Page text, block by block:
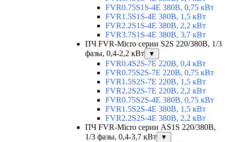
FVR0.75S1S-4E 380В, 0,75 кВт
FVR1.5S1S-4E 380В, 1,5 кВт
FVR2.2S1S-4E 380В, 2,2 кВт
FVR3.7S1S-4E 380В, 3,7 кВт
ПЧ FVR-Micro серии S2S 220/380В, 1/3
фазы, 0,4-2,2 кВт
▼
FVR0.4S2S-7E 220В, 0,4 кВт
FVR0.75S2S-7E 220В, 0,75 кВт
FVR1.5S2S-7E 220В, 1,5 кВт
FVR2.2S2S-7E 220В, 2,2 кВт
FVR0.75S2S-4E 380В, 0,75 кВт
FVR1.5S2S-4E 380В, 1,5 кВт
FVR2.2S2S-4E 380В, 2,2 кВт
ПЧ FVR-Micro серии AS1S 220/380В,
1/3 фазы, 0,4-3,7 кВт
▼